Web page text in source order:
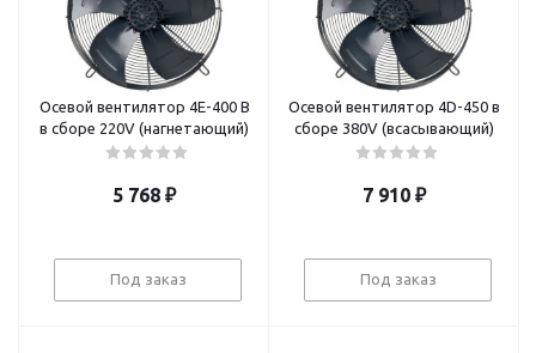
Осевой вентилятор 4E-400 B
в сборе 220V (нагнетающий)
5 768 ₽
Под заказ
Осевой вентилятор 4D-450 в
сборе 380V (всасывающий)
7 910 ₽
Под заказ